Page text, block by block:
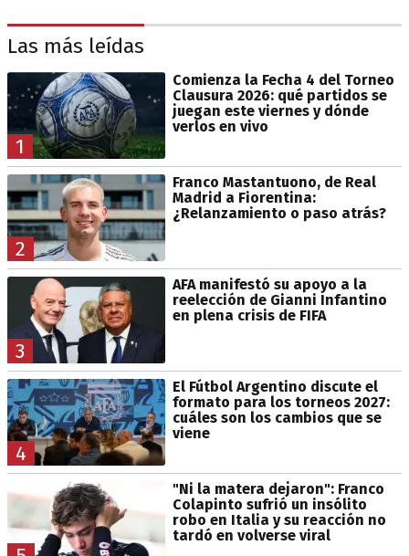
Las más leídas
1
Comienza la Fecha 4 del Torneo
Clausura 2026: qué partidos se
juegan este viernes y dónde
verlos en vivo
2
Franco Mastantuono, de Real
Madrid a Fiorentina:
¿Relanzamiento o paso atrás?
3
AFA manifestó su apoyo a la
reelección de Gianni Infantino
en plena crisis de FIFA
4
El Fútbol Argentino discute el
formato para los torneos 2027:
cuáles son los cambios que se
viene
"Ni la matera dejaron": Franco
Colapinto sufrió un insólito
robo en Italia y su reacción no
tardó en volverse viral